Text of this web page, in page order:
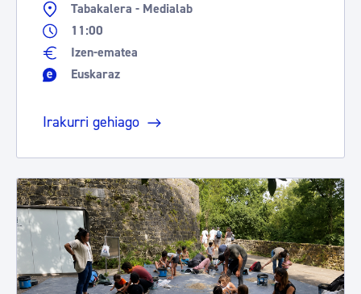
Tabakalera - Medialab
11:00
Izen-ematea
Euskaraz
Irakurri gehiago